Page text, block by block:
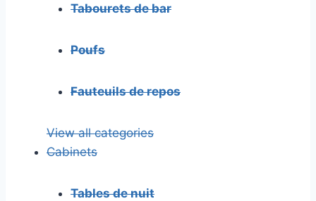
Tabourets de bar
Poufs
Fauteuils de repos
View all categories
Cabinets
Tables de nuit